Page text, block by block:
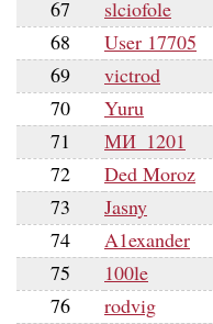
67
slciofole
68
User 17705
69
victrod
70
Yuru
71
МИ_1201
72
Ded Moroz
73
Jasny
74
A1exander
75
100le
76
rodvig